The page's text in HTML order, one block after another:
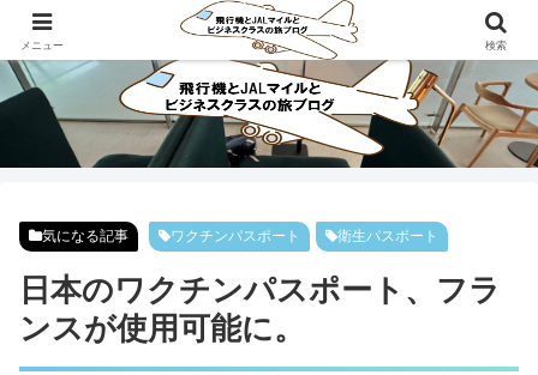
ビジネスクラスで旅にでよう！！
気になる記事 ワクチンパスポート 衛生パスポート
日本のワクチンパスポート、フラ
ンスが使用可能に。
メニュー 検索